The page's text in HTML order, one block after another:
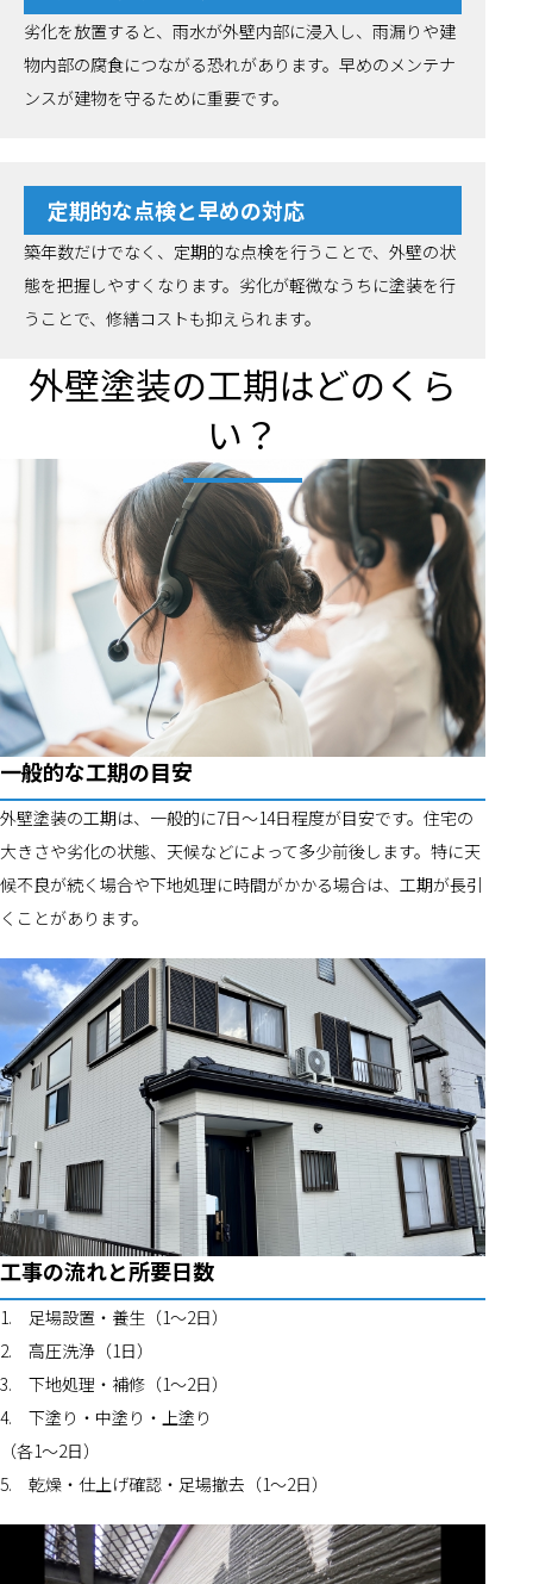
劣化を放置すると、雨水が外壁内部に浸入し、雨漏りや建
物内部の腐食につながる恐れがあります。早めのメンテナ
ンスが建物を守るために重要です。
定期的な点検と早めの対応
築年数だけでなく、定期的な点検を行うことで、外壁の状
態を把握しやすくなります。劣化が軽微なうちに塗装を行
うことで、修繕コストも抑えられます。
外壁塗装の工期はどのくら
い？
一般的な工期の目安
外壁塗装の工期は、一般的に7日〜14日程度が目安です。住宅の
大きさや劣化の状態、天候などによって多少前後します。特に天
候不良が続く場合や下地処理に時間がかかる場合は、工期が長引
くことがあります。
工事の流れと所要日数
1.	足場設置・養生（1〜2日）
2.	高圧洗浄（1日）
3.	下地処理・補修（1〜2日）
4.	下塗り・中塗り・上塗り
（各1〜2日）
5.	乾燥・仕上げ確認・足場撤去（1〜2日）